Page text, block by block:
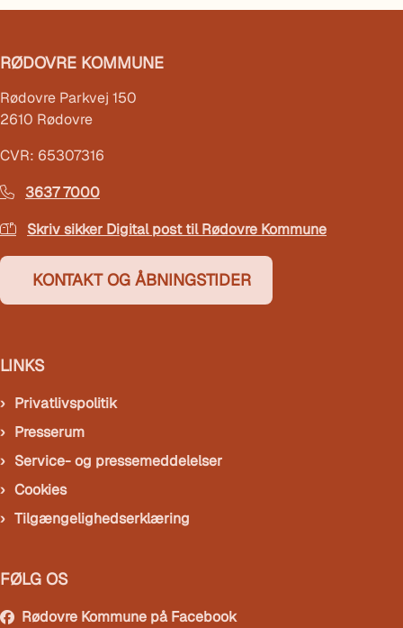
RØDOVRE KOMMUNE
Rødovre Parkvej 150
2610 Rødovre
CVR: 65307316
3637 7000
Skriv sikker Digital post til Rødovre Kommune
KONTAKT OG ÅBNINGSTIDER
LINKS
Privatlivspolitik
Presserum
Service- og pressemeddelelser
Cookies
Tilgængelighedserklæring
FØLG OS
Rødovre Kommune på Facebook